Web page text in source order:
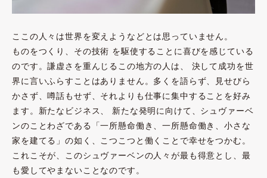
ここの人々は世界を変えようなどとは思っていません。
ものをつくり、その技術 を駆使することに喜びを感じている
のです。謙虚さを重んじるこの地方の人は、 決して成功を世
界に言いふらすことはありません。多くを語らず、見せびら
かさず、噂話もせず、それよりも仕事に集中することを好み
ます。新たなビジネス、 新たな発明に向けて、シュヴァーベ
ンのことわざである「一所懸命働き、一所懸命働き、小さな
家を建てる」の如く、こつこつと働くことで幸せをつかむ。
これこそが、このシュヴァーベンの人々が最も得意とし、最
も愛してやまないことなのです。